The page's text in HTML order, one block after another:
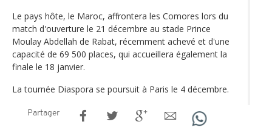
Le pays hôte, le Maroc, affrontera les Comores lors du
match d'ouverture le 21 décembre au stade Prince
Moulay Abdellah de Rabat, récemment achevé et d'une
capacité de 69 500 places, qui accueillera également la
finale le 18 janvier.
La tournée Diaspora se poursuit à Paris le 4 décembre.
Partager